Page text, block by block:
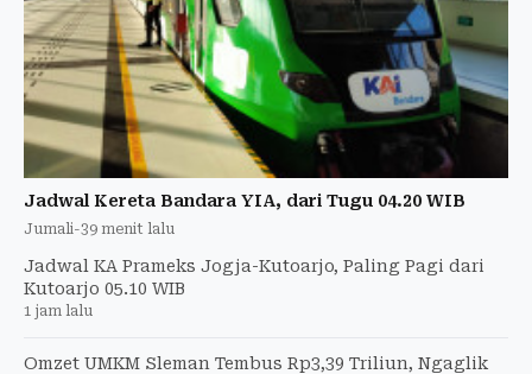
Jadwal Kereta Bandara YIA, dari Tugu 04.20 WIB
Jumali-39 menit lalu
Jadwal KA Prameks Jogja-Kutoarjo, Paling Pagi dari
Kutoarjo 05.10 WIB
1 jam lalu
Omzet UMKM Sleman Tembus Rp3,39 Triliun, Ngaglik